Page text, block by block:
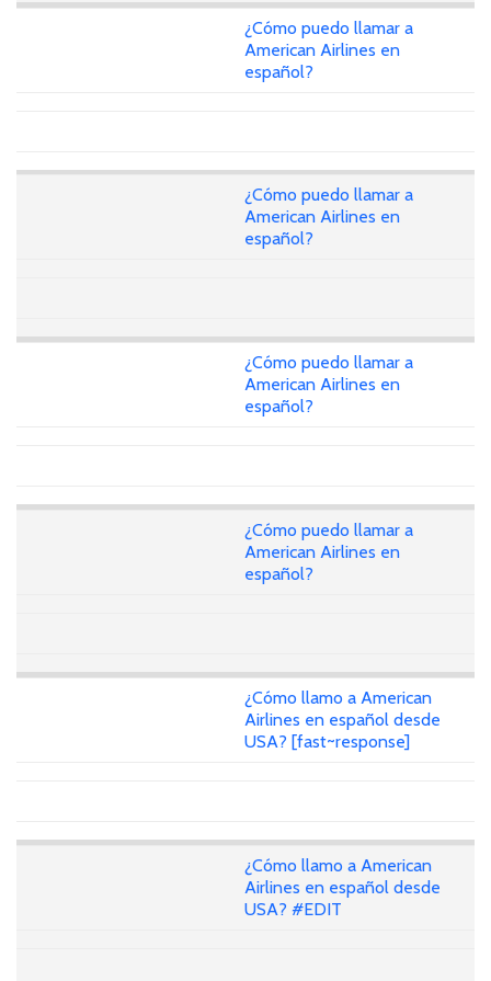
¿Cómo puedo llamar a
American Airlines en
español?
¿Cómo puedo llamar a
American Airlines en
español?
¿Cómo puedo llamar a
American Airlines en
español?
¿Cómo puedo llamar a
American Airlines en
español?
¿Cómo llamo a American
Airlines en español desde
USA? [fast~response]
¿Cómo llamo a American
Airlines en español desde
USA? #EDIT